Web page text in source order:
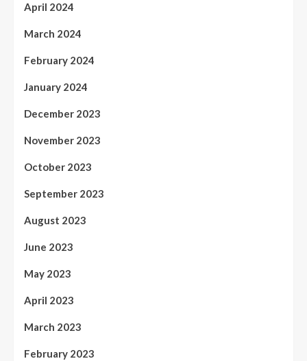
April 2024
March 2024
February 2024
January 2024
December 2023
November 2023
October 2023
September 2023
August 2023
June 2023
May 2023
April 2023
March 2023
February 2023